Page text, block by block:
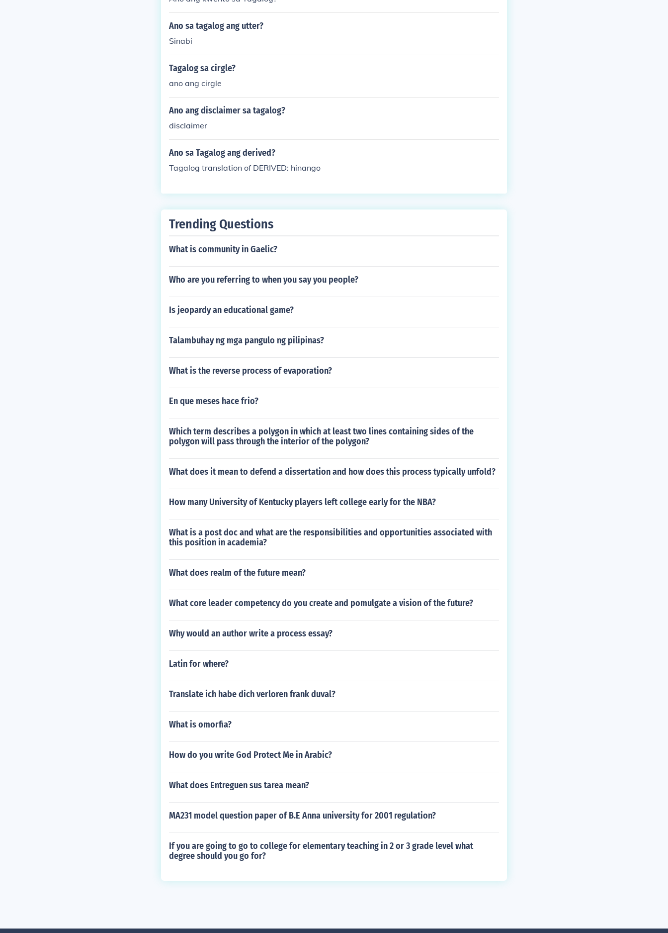
Ano sa tagalog ang utter?
Sinabi
Tagalog sa cirgle?
ano ang cirgle
Ano ang disclaimer sa tagalog?
disclaimer
Ano sa Tagalog ang derived?
Tagalog translation of DERIVED: hinango
Trending Questions
What is community in Gaelic?
Who are you referring to when you say you people?
Is jeopardy an educational game?
Talambuhay ng mga pangulo ng pilipinas?
What is the reverse process of evaporation?
En que meses hace frio?
Which term describes a polygon in which at least two lines containing sides of the
polygon will pass through the interior of the polygon?
What does it mean to defend a dissertation and how does this process typically unfold?
How many University of Kentucky players left college early for the NBA?
What is a post doc and what are the responsibilities and opportunities associated with
this position in academia?
What does realm of the future mean?
What core leader competency do you create and pomulgate a vision of the future?
Why would an author write a process essay?
Latin for where?
Translate ich habe dich verloren frank duval?
What is omorfia?
How do you write God Protect Me in Arabic?
What does Entreguen sus tarea mean?
MA231 model question paper of B.E Anna university for 2001 regulation?
If you are going to go to college for elementary teaching in 2 or 3 grade level what
degree should you go for?